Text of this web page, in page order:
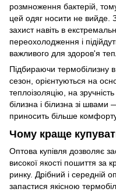
розмноження бактерій,
цей одяг носити не вийде.
захист навіть в
переохолодження і
важливого для здоров'я
Підбираючи термобілизну
сезон, орієнтуються на
теплоізоляцію, на
білизна і білизна зі швами
приносить більше
Чому краще
Оптова купівля дозволяє
високої якості пошиття за
ринку. Дрібний і середній
запастися якісною